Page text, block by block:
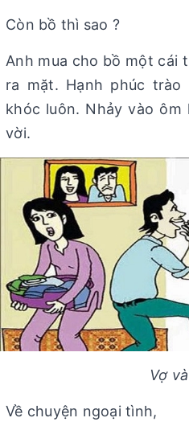
Còn bồ thì sao ?
Anh mua cho bồ một cái
ra mặt. Hạnh phúc
khóc luôn. Nhảy vào
vời.
Vợ
Về chuyện ngoại tình,